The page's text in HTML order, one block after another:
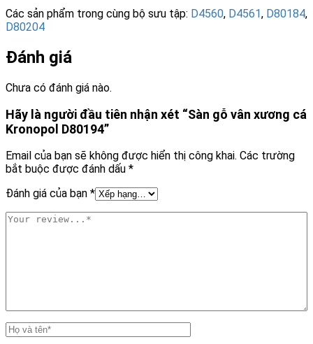
Các sản phẩm trong cùng bộ sưu tập: D4560, D4561, D80184,
D80204
Đánh giá
Chưa có đánh giá nào.
Hãy là người đầu tiên nhận xét “Sàn gỗ vân xương cá
Kronopol D80194”
Email của bạn sẽ không được hiển thị công khai. Các trường
bắt buộc được đánh dấu *
Đánh giá của bạn *